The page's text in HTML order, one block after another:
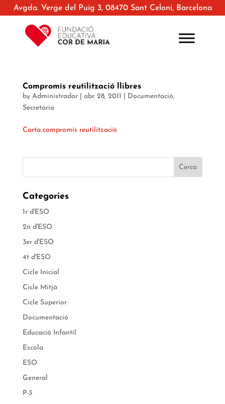
Avgda. Verge del Puig 3, 08470 Sant Celoni, Barcelona
Compromís reutilització llibres
by Administrador| abr. 28, 2011 Documentació,
Secretaria
Carta compromís reutilització
Categories
1r d'ESO
2n d'ESO
3er d'ESO
4t d'ESO
Cicle Inicial
Cicle Mitjà
Cicle Superior
Documentació
Educació Infantil
Escola
ESO
General
P-3